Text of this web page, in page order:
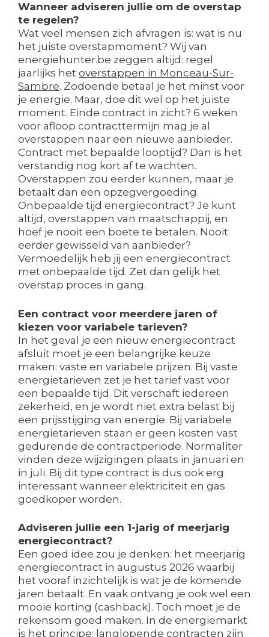
Wanneer adviseren jullie om de overstap
te regelen?
Wat veel mensen zich afvragen is: wat is nu
het juiste overstapmoment? Wij van
energiehunter.be zeggen altijd: regel
jaarlijks het overstappen in Monceau-Sur-
Sambre. Zodoende betaal je het minst voor
je energie. Maar, doe dit wel op het juiste
moment. Einde contract in zicht? 6 weken
voor afloop contracttermijn mag je al
overstappen naar een nieuwe aanbieder.
Contract met bepaalde looptijd? Dan is het
verstandig nog kort af te wachten.
Overstappen zou eerder kunnen, maar je
betaalt dan een opzegvergoeding.
Onbepaalde tijd energiecontract? Je kunt
altijd, overstappen van maatschappij, en
hoef je nooit een boete te betalen. Nooit
eerder gewisseld van aanbieder?
Vermoedelijk heb jij een energiecontract
met onbepaalde tijd. Zet dan gelijk het
overstap proces in gang.
Een contract voor meerdere jaren of
kiezen voor variabele tarieven?
In het geval je een nieuw energiecontract
afsluit moet je een belangrijke keuze
maken: vaste en variabele prijzen. Bij vaste
energietarieven zet je het tarief vast voor
een bepaalde tijd. Dit verschaft iedereen
zekerheid, en je wordt niet extra belast bij
een prijsstijging van energie. Bij variabele
energietarieven staan er geen kosten vast
gedurende de contractperiode. Normaliter
vinden deze wijzigingen plaats in januari en
in juli. Bij dit type contract is dus ook erg
interessant wanneer elektriciteit en gas
goedkoper worden.
Adviseren jullie een 1-jarig of meerjarig
energiecontract?
Een goed idee zou je denken: het meerjarig
energiecontract in augustus 2026 waarbij
het vooraf inzichtelijk is wat je de komende
jaren betaalt. En vaak ontvang je ook wel een
mooie korting (cashback). Toch moet je de
rekensom goed maken. In de energiemarkt
is het principe: langlopende contracten zijn